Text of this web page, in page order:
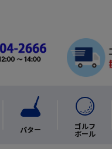
パター ゴルフ
ボール